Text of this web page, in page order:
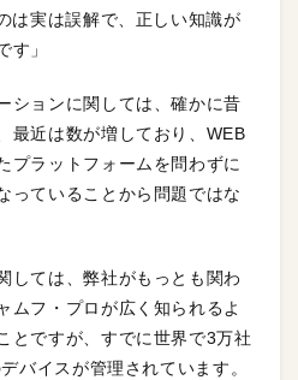
は実は誤解で、正しい知識が
す」
ションに関しては、確かに昔
最近は数が増しており、WEB
プラットフォームを問わずに
っていることから問題ではな
しては、弊社がもっとも関わ
ムフ・プロが広く知られるよ
とですが、すでに世界で3万社
バイスが管理されています。